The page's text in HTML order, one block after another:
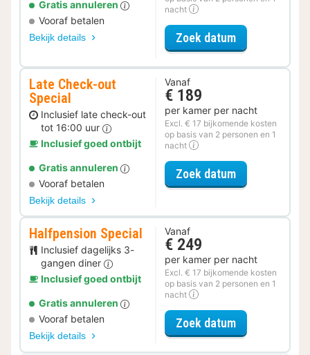
Gratis annuleren
Vooraf betalen
Bekijk details
nacht
Zoek datumvoor Parkeer
Late Check-out
Special
Inclusief late check-out
tot 16:00 uur
Inclusief goed ontbijt
Gratis annuleren
Vooraf betalen
Bekijk details
Vanaf
€ 189
per kamer per nacht
Excl. € 17 bijkomende kosten
op basis van 2 personen en 1
nacht
Zoek datumvoor Late
Halfpension Special
Inclusief dagelijks 3-
gangen diner
Inclusief goed ontbijt
Gratis annuleren
Vooraf betalen
Bekijk details
Vanaf
€ 249
per kamer per nacht
Excl. € 17 bijkomende kosten
op basis van 2 personen en 1
nacht
Zoek datumvoor